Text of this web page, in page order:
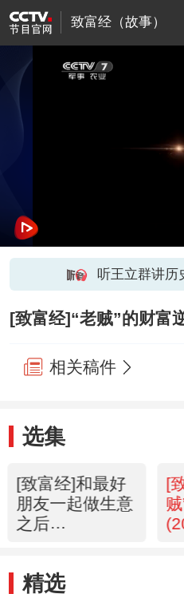
致富经（故事）
听王立群讲历
[致富经]“老贼”的财富
相关稿件
选集
[致富经]和最好
朋友一起做生意
之后
[
精选